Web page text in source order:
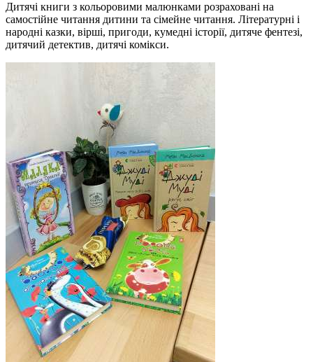
Дитячі книги з кольоровими малюнками розраховані на
самостійне читання дитини та сімейне читання. Літературні і
народні казки, вірші, пригоди, кумедні історії, дитяче фентезі,
дитячий детектив, дитячі комікси.